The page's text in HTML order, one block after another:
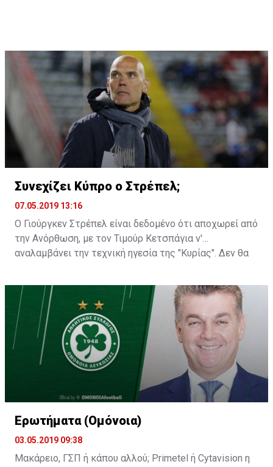
Συνεχίζει Κύπρο ο Στρέπελ;
07.05.2019 13:16
Ο Γιούργκεν Στρέπελ είναι δεδομένο ότι αποχωρεί από
την Ανόρθωση, με τον Τιμούρ Κετσπάγια ν'
αναλαμβάνει την τεχνική ηγεσία της "Κυρίας". Δεν θα
προπονητή να παραμένει στην Κύπρο για κάποια άλλη
ομάδα...
Ερωτήματα (Ομόνοια)
03.05.2019 09:38
Μακάρειο, ΓΣΠ ή κάπου αλλού; Primetel ή Cytavision η